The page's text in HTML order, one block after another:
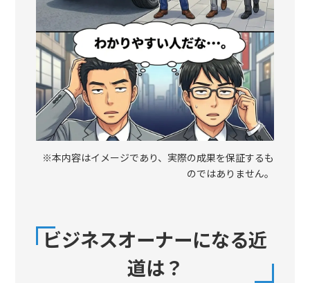
※本内容はイメージであり、実際の成果を保証するも
のではありません。
ビジネスオーナーになる近
道は？